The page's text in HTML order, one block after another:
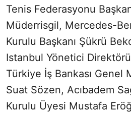
Tenis Federasyonu
Müderrisgil, Mercedes-
Kurulu Başkanı Şükrü
Istanbul Yönetici
Türkiye İş Bankası Genel
Suat Sözen, Acıbadem
Kurulu Üyesi Mustafa